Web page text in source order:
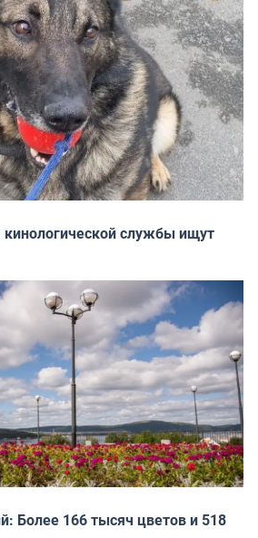
кинологической службы ищут
Более 166 тысяч цветов и 518